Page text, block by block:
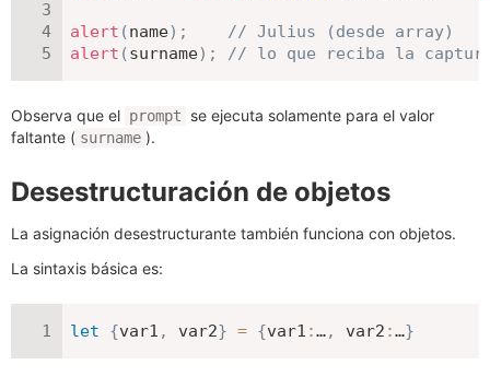
alert (name) ;
// Julius (desde array)
alert (surname) ; // lo que reciba la
Observa que el prompt
se ejecuta solamente para el valor
faltante ( surname ).
Desestructuración de objetos
La asignación desestructurante también funciona con objetos.
La sintaxis básica es:
let {var1 , var2} = {var1 :…, var2 :…}